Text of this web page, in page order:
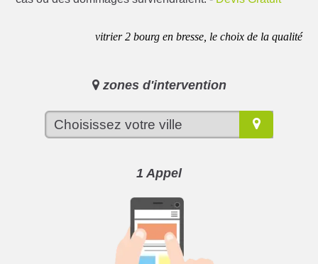
vitrier 2 bourg en bresse, le choix de la qualité
zones d'intervention
1 Appel